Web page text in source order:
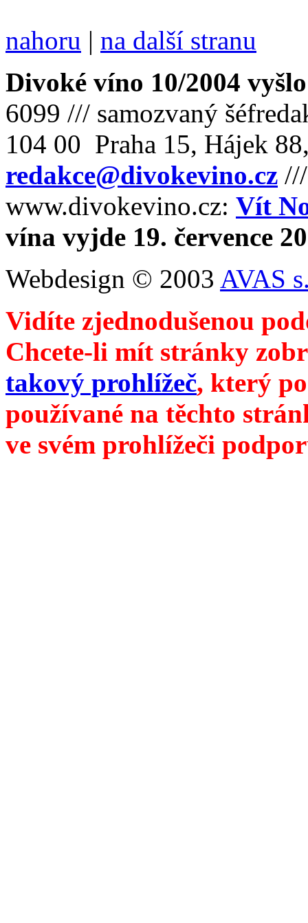
nahoru | na další stranu
Divoké víno 10/2004
6099 /// samozvaný
104 00 Praha 15, Hájek
redakce@divokevino.cz
www.divokevino.cz: Vít
vína vyjde 19. července
Webdesign © 2003 AVAS
Vidíte zjednodušenou
Chcete-li mít stránky
takový prohlížeč, který
používané na těchto
ve svém prohlížeči